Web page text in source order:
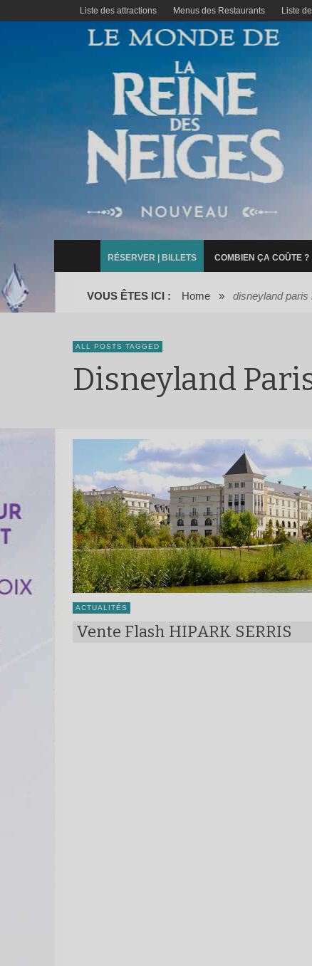
Liste des attractions Menus des Restaurants Liste
RÉSERVER | BILLETS COMBIEN ÇA COÛTE ?
VOUS ÊTES ICI : Home » disneyland paris
ALL POSTS TAGGED
Disneyland
ACTUALITÉS
Vente Flash HIPARK SERRIS